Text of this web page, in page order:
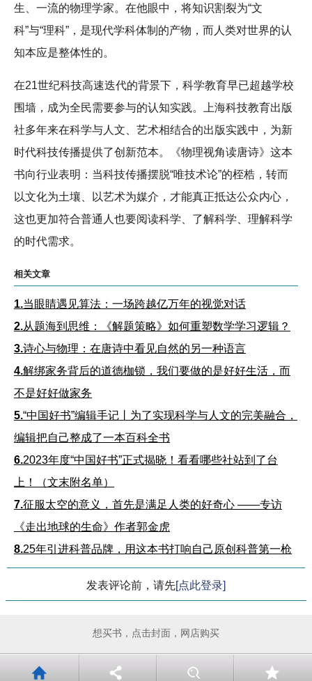
生、一流的物理学家。在他眼中，将知识割裂为“文
科”与“理科”，是现代学科体制的产物，而人类对世界的认
知本应是整体性的。
在21世纪科技高速迭代的背景下，科学教育早已超越学校
围墙，成为全民需要参与的认知实践。上海科技教育出版
社多年来在科学与人文、艺术相结合的出版实践中，为新
时代科技传播提供了创新范本。《物理视角读唐诗》这本
书向行业表明：当科技传播摆脱“唯技术论”的桎梏，转而
以文化为土壤、以艺术为媒介，才能真正抵达公众内心，
这也更加符合普通人也要阅读科学、了解科学、理解科学
的时代需求。
相关文章
1.当眼睛遇见算法：一场跨越亿万年的视觉对话
2.从题海到思维：《解题策略》如何重塑数学学习逻辑？
3.诗心与物理：在唐诗中看见自然的另一种语言
4.解绑家务背后的道德枷锁，我们要做的是好好生活，而
不是好好做家务
5.“中国好书”编辑手记丨为了实现科学与人文的完美融合，
编辑把自己整成了一本百科全书
6.2023年度“中国好书”正式揭晓！看看哪些社站到了台
上！（文末附名单）
7.征服太空的意义，首先是满足人类的好奇心 ——专访
《走出地球的生命》作者郭金虎
8.25年引进科普品牌，用这本书打响自己原创科普第一枪
发表评论前，请先[点此登录]
想买书，点击封面，网店购买